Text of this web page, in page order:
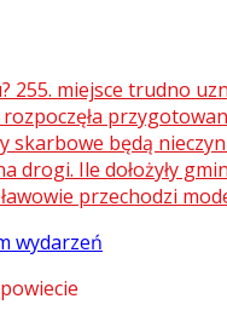
255. miejsce trudno
skarbowe będą
drogi. Ile dołożyły
przechodzi